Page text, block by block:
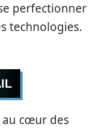
perfectionner
technologies.
au cœur des